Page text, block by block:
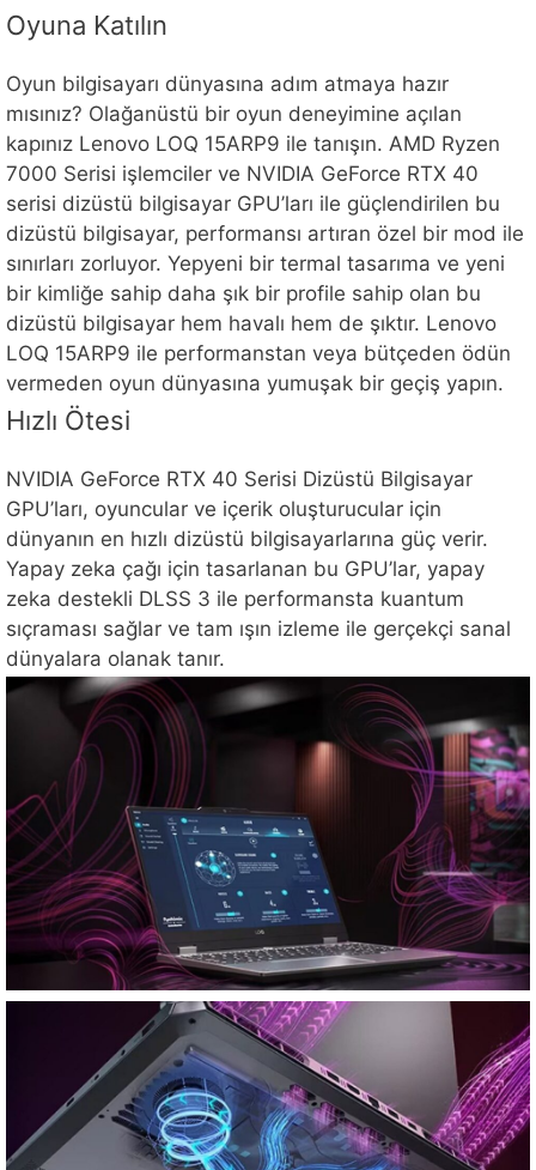
Oyuna Katılın
Oyun bilgisayarı dünyasına adım atmaya hazır
mısınız? Olağanüstü bir oyun deneyimine açılan
kapınız Lenovo LOQ 15ARP9 ile tanışın. AMD Ryzen
7000 Serisi işlemciler ve NVIDIA GeForce RTX 40
serisi dizüstü bilgisayar GPU’ları ile güçlendirilen bu
dizüstü bilgisayar, performansı artıran özel bir mod ile
sınırları zorluyor. Yepyeni bir termal tasarıma ve yeni
bir kimliğe sahip daha şık bir profile sahip olan bu
dizüstü bilgisayar hem havalı hem de şıktır. Lenovo
LOQ 15ARP9 ile performanstan veya bütçeden ödün
vermeden oyun dünyasına yumuşak bir geçiş yapın.
Hızlı Ötesi
NVIDIA GeForce RTX 40 Serisi Dizüstü Bilgisayar
GPU’ları, oyuncular ve içerik oluşturucular için
dünyanın en hızlı dizüstü bilgisayarlarına güç verir.
Yapay zeka çağı için tasarlanan bu GPU’lar, yapay
zeka destekli DLSS 3 ile performansta kuantum
sıçraması sağlar ve tam ışın izleme ile gerçekçi sanal
dünyalara olanak tanır.